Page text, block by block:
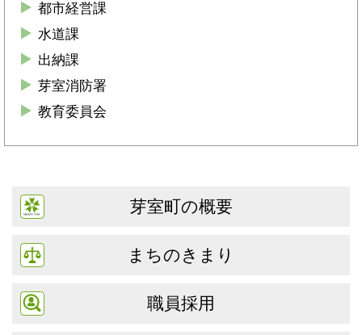
都市経営課
水道課
出納課
芽室消防署
教育委員会
芽室町の概要
まちのきまり
職員採用